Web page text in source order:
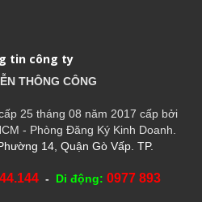
tin công ty
THÔNG CÔNG
25 tháng 08 năm 2017 cấp bởi
- Phòng Đăng Ký Kinh Doanh.
14, Quận Gò Vấp. TP.
- Di động: 0977 893